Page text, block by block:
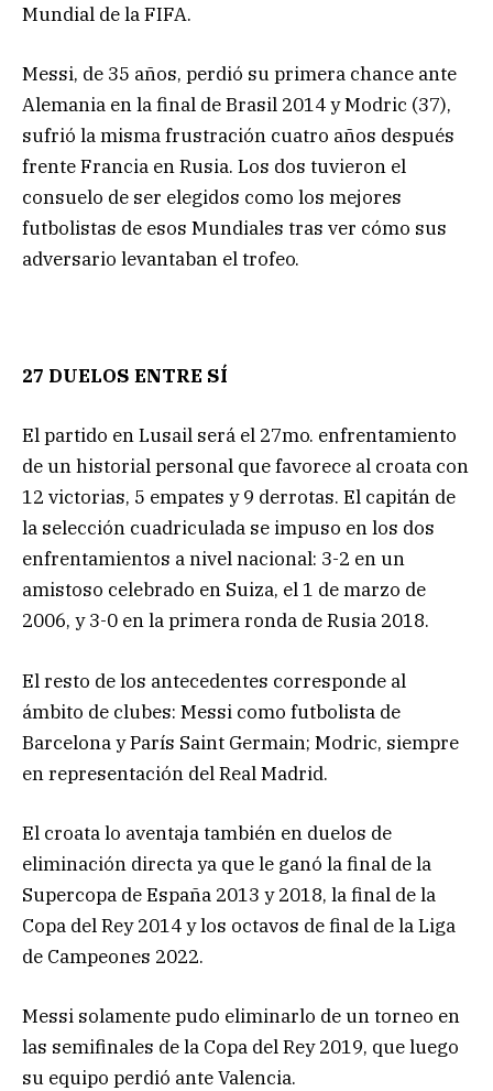
Mundial de la FIFA.
Messi, de 35 años, perdió su primera chance ante
Alemania en la final de Brasil 2014 y Modric (37),
sufrió la misma frustración cuatro años después
frente Francia en Rusia. Los dos tuvieron el
consuelo de ser elegidos como los mejores
futbolistas de esos Mundiales tras ver cómo sus
adversario levantaban el trofeo.
27 DUELOS ENTRE SÍ
El partido en Lusail será el 27mo. enfrentamiento
de un historial personal que favorece al croata con
12 victorias, 5 empates y 9 derrotas. El capitán de
la selección cuadriculada se impuso en los dos
enfrentamientos a nivel nacional: 3-2 en un
amistoso celebrado en Suiza, el 1 de marzo de
2006, y 3-0 en la primera ronda de Rusia 2018.
El resto de los antecedentes corresponde al
ámbito de clubes: Messi como futbolista de
Barcelona y París Saint Germain; Modric, siempre
en representación del Real Madrid.
El croata lo aventaja también en duelos de
eliminación directa ya que le ganó la final de la
Supercopa de España 2013 y 2018, la final de la
Copa del Rey 2014 y los octavos de final de la Liga
de Campeones 2022.
Messi solamente pudo eliminarlo de un torneo en
las semifinales de la Copa del Rey 2019, que luego
su equipo perdió ante Valencia.